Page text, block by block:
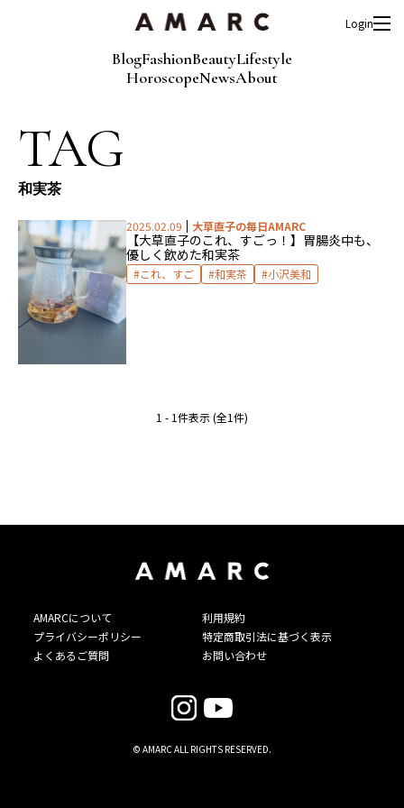
BlogFashionBeautyLifestyle
HoroscopeNewsAbout
Login
TAG
和実茶
2025.02.09 大草直子の毎日AMARC
【大草直子のこれ、すごっ！】胃腸炎中も、
優しく飲めた和実茶
これ、すご 和実茶 小沢美和
1 - 1件表示 (全1件)
AMARCについて
利用規約
プライバシーポリシー
特定商取引法に基づく表示
よくあるご質問
お問い合わせ
© AMARC ALL RIGHTS RESERVED.